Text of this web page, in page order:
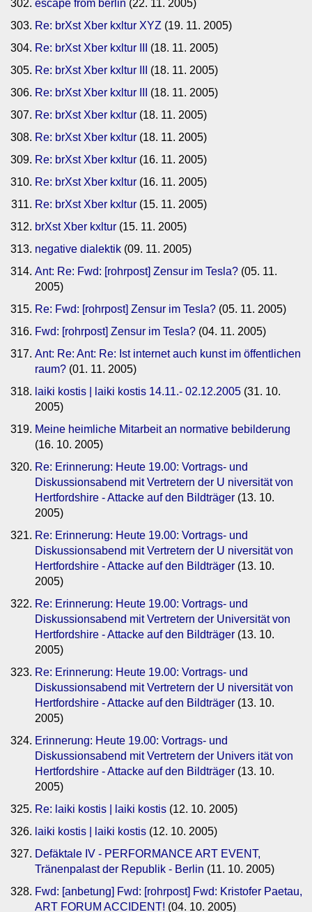
escape from berlin (22. 11. 2005)
Re: brXst Xber kxltur XYZ (19. 11. 2005)
Re: brXst Xber kxltur III
(18. 11. 2005)
Re: brXst Xber kxltur III
(18. 11. 2005)
Re: brXst Xber kxltur III
(18. 11. 2005)
Re: brXst Xber kxltur (18. 11. 2005)
Re: brXst Xber kxltur (18. 11. 2005)
Re: brXst Xber kxltur (16. 11. 2005)
Re: brXst Xber kxltur (16. 11. 2005)
Re: brXst Xber kxltur (15. 11. 2005)
brXst Xber kxltur (15. 11. 2005)
negative dialektik (09. 11. 2005)
Ant: Re: Fwd: [rohrpost] Zensur im Tesla? (05. 11.
2005)
Re: Fwd: [rohrpost] Zensur im Tesla? (05. 11. 2005)
Fwd: [rohrpost] Zensur im Tesla? (04. 11. 2005)
Ant: Re: Ant: Re: Ist internet auch kunst im öffentlichen
raum? (01. 11. 2005)
laiki kostis | laiki kostis 14.11.- 02.12.2005 (31. 10.
2005)
Meine heimliche Mitarbeit an normative bebilderung
(16. 10. 2005)
Re: Erinnerung: Heute 19.00: Vortrags- und
Diskussionsabend mit Vertretern der U niversität von
Hertfordshire - Attacke auf den Bildträger (13. 10.
2005)
Re: Erinnerung: Heute 19.00: Vortrags- und
Diskussionsabend mit Vertretern der U niversität von
Hertfordshire - Attacke auf den Bildträger (13. 10.
2005)
Re: Erinnerung: Heute 19.00: Vortrags- und
Diskussionsabend mit Vertretern der Universität von
Hertfordshire - Attacke auf den Bildträger (13. 10.
2005)
Re: Erinnerung: Heute 19.00: Vortrags- und
Diskussionsabend mit Vertretern der U niversität von
Hertfordshire - Attacke auf den Bildträger (13. 10.
2005)
Erinnerung: Heute 19.00: Vortrags- und
Diskussionsabend mit Vertretern der Univers ität von
Hertfordshire - Attacke auf den Bildträger (13. 10.
2005)
Re: laiki kostis | laiki kostis (12. 10. 2005)
laiki kostis | laiki kostis (12. 10. 2005)
Defäktale IV - PERFORMANCE ART EVENT,
Tränenpalast der Republik - Berlin (11. 10. 2005)
Fwd: [anbetung] Fwd: [rohrpost] Fwd: Kristofer Paetau,
ART FORUM ACCIDENT! (04. 10. 2005)